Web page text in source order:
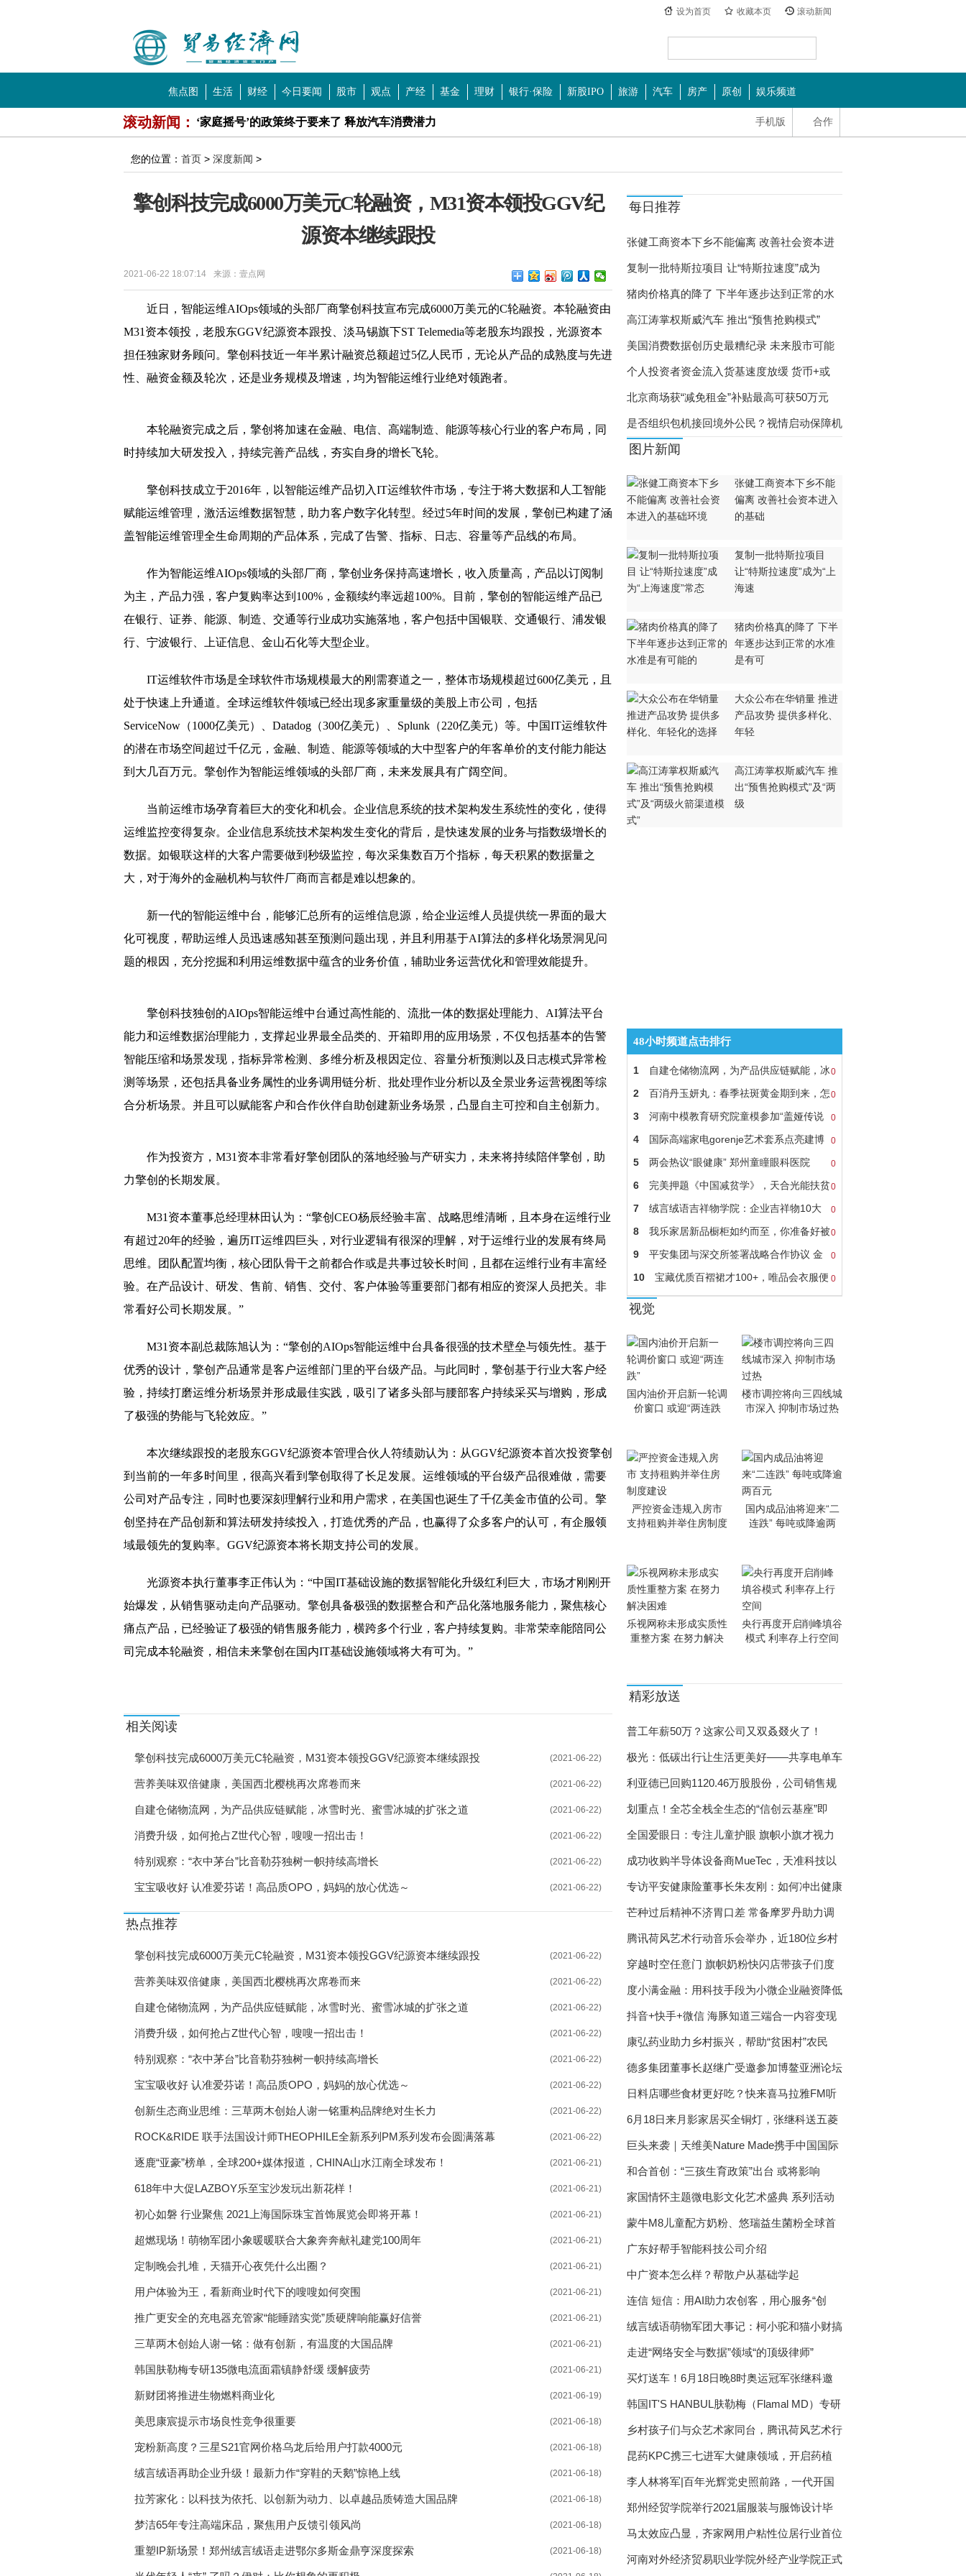
设为首页 收藏本页 滚动新闻
焦点图 生活 财经 今日要闻 股市 观点 产经 基金 理财 银行·保险 新股IPO 旅游 汽车 房产 原创 娱乐频道
科技 教育
滚动新闻： ‘家庭摇号’的政策终于要来了 释放汽车消费潜力
海天酱油里惊现大量活蛆，厂家竟说夏天就这样...吐了！你还敢吃吗
7月份动车高等座调价 总体有升有降
情侣深夜遭敲门威胁 酒店：这是私事，不方便报警
郑州杉杉奥特莱斯购物广场上榜火灾隐患单位名单
今年9月北京将开工建设自行车专用道
读书日《陈门》迎来八方客 听陈红旭喷精彩故事
武汉一公职人员受贿被判13年 当代集团董事长被爆曾贿送176万元
中原银行郑州分行因违规发放贷款等被罚90万
最“冻人”求婚2018最浪漫！一生唯一DR钻戒娶回真爱
未来20年，你会选择一直租房还是负债买房？
年糕妈妈：女人再懒，也要把家里的钱管好
金融赋能大健康产业！看钱保姆如何抢滩十万亿级市场
惠州市副市长余金富赴TCL酷友科技开展调研工作
天润医疗投资集团携手中原资产 助力河南医疗康养产业发展
真爱值得等待！最“冻人”求婚用DR钻戒求婚成功！
金光华李亚鹤：团队精神的重要性
理想宝：P2P女性投资人逐年增长，有你吗？
智慧能源：累计中标7.5亿机场重大项目，助力京津冀打造世界机场群
远东智慧能源核缆创新技术 助力“华龙一号”首堆装机运行
大雪弥漫时，与“红果家”围炉共享饕餮美食
多一种可能 汉苑良方百消丹邀您见证“高知女性”的“百变人生”
2018 新起点·新征程·新使命
国民技术收购斯诺--权宜之计还是深谋远虑？
变与不变是角度 实力之实是核心
实力铸就辉煌 天弘千亿收益背后的秘密
红色圣地 丹青赤水系列报道之三十一
航空业复苏进行时 解决货运运力严重不足问题
奢侈品巨头LVMH考虑蒂芙尼收购 反垄断审查会较为宽松
央行创设新货币政策 强化对稳企业的金融支持
普惠金融税收优惠政策 满足中小微无抵押的融资需求
华润置地单日近50亿元补仓两地 土地市场呈现“小阳春”
电动汽车极星加速新能源市场布局 年内将落地20家门店
合作
手机版
您的位置： 首页 > 深度新闻 >
擎创科技完成6000万美元C轮融资，M31资本领投GGV纪
源资本继续跟投
2021-06-22 18:07:14 来源：壹点网
近日，智能运维AIOps领域的头部厂商擎创科技宣布完成6000万美元的C轮融资。本轮融资由
M31资本领投，老股东GGV纪源资本跟投、淡马锡旗下ST Telemedia等老股东均跟投，光源资本
担任独家财务顾问。擎创科技近一年半累计融资总额超过5亿人民币，无论从产品的成熟度与先进
性、融资金额及轮次，还是业务规模及增速，均为智能运维行业绝对领跑者。
本轮融资完成之后，擎创将加速在金融、电信、高端制造、能源等核心行业的客户布局，同
时持续加大研发投入，持续完善产品线，夯实自身的增长飞轮。
擎创科技成立于2016年，以智能运维产品切入IT运维软件市场，专注于将大数据和人工智能
赋能运维管理，激活运维数据智慧，助力客户数字化转型。经过5年时间的发展，擎创已构建了涵
盖智能运维管理全生命周期的产品体系，完成了告警、指标、日志、容量等产品线的布局。
作为智能运维AIOps领域的头部厂商，擎创业务保持高速增长，收入质量高，产品以订阅制
为主，产品力强，客户复购率达到100%，金额续约率远超100%。目前，擎创的智能运维产品已
在银行、证券、能源、制造、交通等行业成功实施落地，客户包括中国银联、交通银行、浦发银
行、宁波银行、上证信息、金山石化等大型企业。
IT运维软件市场是全球软件市场规模最大的刚需赛道之一，整体市场规模超过600亿美元，且
处于快速上升通道。全球运维软件领域已经出现多家重量级的美股上市公司，包括
ServiceNow（1000亿美元）、Datadog（300亿美元）、Splunk（220亿美元）等。中国IT运维软件
的潜在市场空间超过千亿元，金融、制造、能源等领域的大中型客户的年客单价的支付能力能达
到大几百万元。擎创作为智能运维领域的头部厂商，未来发展具有广阔空间。
当前运维市场孕育着巨大的变化和机会。企业信息系统的技术架构发生系统性的变化，使得
运维监控变得复杂。企业信息系统技术架构发生变化的背后，是快速发展的业务与指数级增长的
数据。如银联这样的大客户需要做到秒级监控，每次采集数百万个指标，每天积累的数据量之
大，对于海外的金融机构与软件厂商而言都是难以想象的。
新一代的智能运维中台，能够汇总所有的运维信息源，给企业运维人员提供统一界面的最大
化可视度，帮助运维人员迅速感知甚至预测问题出现，并且利用基于AI算法的多样化场景洞见问
题的根因，充分挖掘和利用运维数据中蕴含的业务价值，辅助业务运营优化和管理效能提升。
擎创科技独创的AIOps智能运维中台通过高性能的、流批一体的数据处理能力、AI算法平台
能力和运维数据治理能力，支撑起业界最全品类的、开箱即用的应用场景，不仅包括基本的告警
智能压缩和场景发现，指标异常检测、多维分析及根因定位、容量分析预测以及日志模式异常检
测等场景，还包括具备业务属性的业务调用链分析、批处理作业分析以及全景业务运营视图等综
合分析场景。并且可以赋能客户和合作伙伴自助创建新业务场景，凸显自主可控和自主创新力。
作为投资方，M31资本非常看好擎创团队的落地经验与产研实力，未来将持续陪伴擎创，助
力擎创的长期发展。
M31资本董事总经理林田认为：“擎创CEO杨辰经验丰富、战略思维清晰，且本身在运维行业
有超过20年的经验，遍历IT运维四巨头，对行业逻辑有很深的理解，对于运维行业的发展有终局
思维。团队配置均衡，核心团队骨干之前都合作或是共事过较长时间，且都在运维行业有丰富经
验。在产品设计、研发、售前、销售、交付、客户体验等重要部门都有相应的资深人员把关。非
常看好公司长期发展。”
M31资本副总裁陈旭认为：“擎创的AIOps智能运维中台具备很强的技术壁垒与领先性。基于
优秀的设计，擎创产品通常是客户运维部门里的平台级产品。与此同时，擎创基于行业大客户经
验，持续打磨运维分析场景并形成最佳实践，吸引了诸多头部与腰部客户持续采买与增购，形成
了极强的势能与飞轮效应。”
本次继续跟投的老股东GGV纪源资本管理合伙人符绩勋认为：从GGV纪源资本首次投资擎创
到当前的一年多时间里，很高兴看到擎创取得了长足发展。运维领域的平台级产品很难做，需要
公司对产品专注，同时也要深刻理解行业和用户需求，在美国也诞生了千亿美金市值的公司。擎
创坚持在产品创新和算法研发持续投入，打造优秀的产品，也赢得了众多客户的认可，有企服领
域最领先的复购率。GGV纪源资本将长期支持公司的发展。
光源资本执行董事李正伟认为：“中国IT基础设施的数据智能化升级红利巨大，市场才刚刚开
始爆发，从销售驱动走向产品驱动。擎创具备极强的数据整合和产品化落地服务能力，聚焦核心
痛点产品，已经验证了极强的销售服务能力，横跨多个行业，客户持续复购。非常荣幸能陪同公
司完成本轮融资，相信未来擎创在国内IT基础设施领域将大有可为。”
相关阅读
(2021-06-22)
擎创科技完成6000万美元C轮融资，M31资本领投GGV纪源资本继续跟投
(2021-06-22)
营养美味双倍健康，美国西北樱桃再次席卷而来
(2021-06-22)
自建仓储物流网，为产品供应链赋能，冰雪时光、蜜雪冰城的扩张之道
(2021-06-22)
消费升级，如何抢占Z世代心智，嗖嗖一招出击！
(2021-06-22)
特别观察：“衣中茅台”比音勒芬独树一帜持续高增长
(2021-06-22)
宝宝吸收好 认准爱芬诺！高品质OPO，妈妈的放心优选～
热点推荐
(2021-06-22)
擎创科技完成6000万美元C轮融资，M31资本领投GGV纪源资本继续跟投
(2021-06-22)
营养美味双倍健康，美国西北樱桃再次席卷而来
(2021-06-22)
自建仓储物流网，为产品供应链赋能，冰雪时光、蜜雪冰城的扩张之道
(2021-06-22)
消费升级，如何抢占Z世代心智，嗖嗖一招出击！
(2021-06-22)
特别观察：“衣中茅台”比音勒芬独树一帜持续高增长
(2021-06-22)
宝宝吸收好 认准爱芬诺！高品质OPO，妈妈的放心优选～
(2021-06-22)
创新生态商业思维：三草两木创始人谢一铭重构品牌绝对生长力
(2021-06-22)
ROCK&RIDE 联手法国设计师THEOPHILE全新系列PM系列发布会圆满落幕
(2021-06-21)
逐鹿“亚豪”榜单，全球200+媒体报道，CHINA山水江南全球发布！
(2021-06-21)
618年中大促LAZBOY乐至宝沙发玩出新花样！
(2021-06-21)
初心如磐 行业聚焦 2021上海国际珠宝首饰展览会即将开幕！
(2021-06-21)
超燃现场！萌物军团小象暖暖联合大象奔奔献礼建党100周年
(2021-06-21)
定制晚会扎堆，天猫开心夜凭什么出圈？
(2021-06-21)
用户体验为王，看新商业时代下的嗖嗖如何突围
(2021-06-21)
推广更安全的充电器充管家“能睡踏实觉”质硬牌响能赢好信誉
(2021-06-21)
三草两木创始人谢一铭：做有创新，有温度的大国品牌
(2021-06-21)
韩国肤勒梅专研135微电流面霜镇静舒缓 缓解疲劳
(2021-06-19)
新财团将推进生物燃料商业化
(2021-06-18)
美思康宸提示市场良性竞争很重要
(2021-06-18)
宠粉新高度？三星S21官网价格乌龙后给用户打款4000元
(2021-06-18)
绒言绒语再助企业升级！最新力作“穿鞋的天鹅”惊艳上线
(2021-06-18)
拉芳家化：以科技为依托、以创新为动力、以卓越品质铸造大国品牌
(2021-06-18)
梦洁65年专注高端床品，聚焦用户反馈引领风尚
(2021-06-18)
重塑IP新场景！郑州绒言绒语走进鄂尔多斯金鼎亨深度探索
每日推荐
张健工商资本下乡不能偏离 改善社会资本进
复制一批特斯拉项目 让“特斯拉速度”成为
猪肉价格真的降了 下半年逐步达到正常的水
高江涛掌权斯威汽车 推出“预售抢购模式”
美国消费数据创历史最糟纪录 未来股市可能
个人投资者资金流入货基速度放缓 货币+或
北京商场获“减免租金”补贴最高可获50万元
是否组织包机接回境外公民？视情启动保障机
图片新闻
张健工商资本下乡不能
偏离 改善社会资本进入
的基础
复制一批特斯拉项目
让“特斯拉速度”成为“上
海速
猪肉价格真的降了 下半
年逐步达到正常的水准
是有可
大众公布在华销量 推进
产品攻势 提供多样化、
年轻
高江涛掌权斯威汽车 推
出“预售抢购模式”及“两
级
48小时频道点击排行
0
1 自建仓储物流网，为产品供应链赋能，冰
0
2 百消丹玉妍丸：春季祛斑黄金期到来，怎
0
3 河南中模教育研究院童模参加“盖娅传说
0
4 国际高端家电gorenje艺术套系点亮建博
0
5 两会热议“眼健康” 郑州童瞳眼科医院
0
6 完美押题《中国减贫学》，天合光能扶贫
0
7
绒言绒语吉祥物学院：企业吉祥物10大
应
0
8 我乐家居新品橱柜如约而至，你准备好被
0
9 平安集团与深交所签署战略合作协议 金
0
10
宝藏优质百褶裙才100+，唯品会衣服便
宜
视觉
国内油价开启新一轮调
价窗口 或迎“两连跌
楼市调控将向三四线城
市深入 抑制市场过热
严控资金违规入房市
支持租购并举住房制度
国内成品油将迎来“二
连跌” 每吨或降逾两
乐视网称未形成实质性
重整方案 在努力解决
央行再度开启削峰填谷
模式 利率存上行空间
精彩放送
普工年薪50万？这家公司又双叒叕火了！
极光：低碳出行让生活更美好——共享电单车
利亚德已回购1120.46万股股份，公司销售规
划重点！全芯全栈全生态的“信创云基座”即
全国爱眼日：专注儿童护眼 旗帜小旗才视力
成功收购半导体设备商MueTec，天准科技以
核
专访平安健康险董事长朱友刚：如何冲出健康
芒种过后精神不济胃口差 常备摩罗丹助力调
腾讯荷风艺术行动音乐会举办，近180位乡村
穿越时空任意门 旗帜奶粉快闪店带孩子们度
度小满金融：用科技手段为小微企业融资降低
抖音+快手+微信 海豚知道三端合一内容变现
康弘药业助力乡村振兴，帮助“贫困村”农民
德多集团董事长赵继广受邀参加博鳌亚洲论坛
日料店哪些食材更好吃？快来喜马拉雅FM听
《
6月18日来月影家居买全铜灯，张继科送五菱
巨头来袭｜天维美Nature Made携手中国国际
和合首创：“三孩生育政策”出台 或将影响
家国情怀主题微电影文化艺术盛典 系列活动
蒙牛M8儿童配方奶粉、悠瑞益生菌粉全球首
发
广东好帮手智能科技公司介绍
中广资本怎么样？帮散户从基础学起
连信 短信：用AI助力农创客，用心服务“创
绒言绒语萌物军团大事记：柯小驼和猫小财搞
走进“网络安全与数据”领域“的顶级律师”
买灯送车！6月18日晚8时奥运冠军张继科邀
您
韩国IT'S HANBUL肤勒梅（Flamal MD）专研
乡村孩子们与众艺术家同台，腾讯荷风艺术行
昆药KPC携三七进军大健康领域，开启药植
护肤
李人林将军|百年光辉党史照前路，一代开国
郑州经贸学院举行2021届服装与服饰设计毕
业
马太效应凸显，齐家网用户粘性位居行业首位
河南对外经济贸易职业学院外经产业学院正式